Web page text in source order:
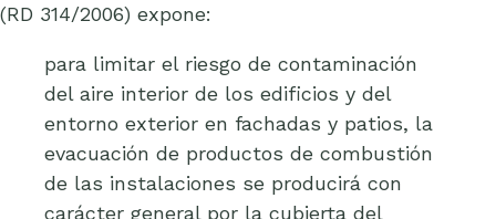
(RD 314/2006) expone:
para limitar el riesgo de contaminación
del aire interior de los edificios y del
entorno exterior en fachadas y patios, la
evacuación de productos de combustión
de las instalaciones se producirá con
carácter general por la cubierta del